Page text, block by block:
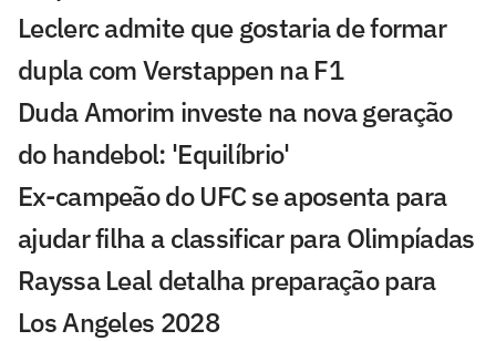
Leclerc admite que gostaria de formar
dupla com Verstappen na F1
Duda Amorim investe na nova geração
do handebol: 'Equilíbrio'
Ex-campeão do UFC se aposenta para
ajudar filha a classificar para Olimpíadas
Rayssa Leal detalha preparação para
Los Angeles 2028